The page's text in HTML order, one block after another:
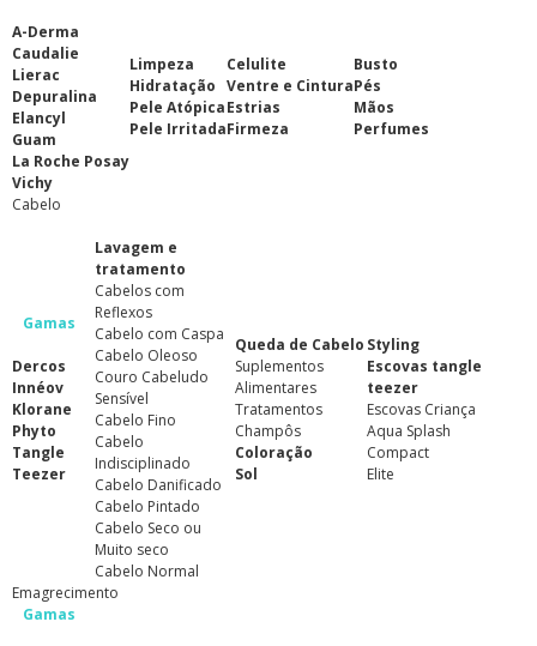
A-Derma
Caudalie
Lierac
Depuralina
Elancyl
Guam
La Roche Posay
Vichy
Limpeza
Hidratação
Pele Atópica
Pele Irritada
Celulite
Ventre e Cintura
Estrias
Firmeza
Busto
Pés
Mãos
Perfumes
Cabelo
Gamas
Dercos
Innéov
Klorane
Phyto
Tangle
Teezer
Lavagem e
tratamento
Cabelos com
Reflexos
Cabelo com Caspa
Cabelo Oleoso
Couro Cabeludo
Sensível
Cabelo Fino
Cabelo
Indisciplinado
Cabelo Danificado
Cabelo Pintado
Cabelo Seco ou
Muito seco
Cabelo Normal
Queda de Cabelo
Suplementos
Alimentares
Tratamentos
Champôs
Coloração
Sol
Styling
Escovas tangle
teezer
Escovas Criança
Aqua Splash
Compact
Elite
Emagrecimento
Gamas